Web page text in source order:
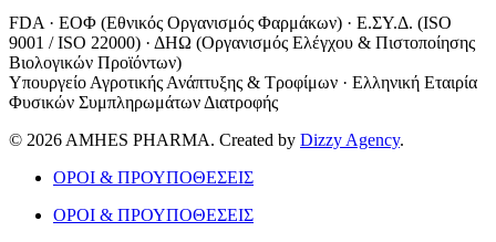
FDA · ΕΟΦ (Εθνικός Οργανισμός Φαρμάκων) · Ε.ΣΥ.Δ. (ISO
9001 / ISO 22000) · ΔΗΩ (Οργανισμός Ελέγχου & Πιστοποίησης
Βιολογικών Προϊόντων)
Υπουργείο Αγροτικής Ανάπτυξης & Τροφίμων · Ελληνική Εταιρία
Φυσικών Συμπληρωμάτων Διατροφής
© 2026 AMHES PHARMA. Created by Dizzy Agency.
ΟΡΟΙ & ΠΡΟΥΠΟΘΕΣΕΙΣ
ΟΡΟΙ & ΠΡΟΥΠΟΘΕΣΕΙΣ